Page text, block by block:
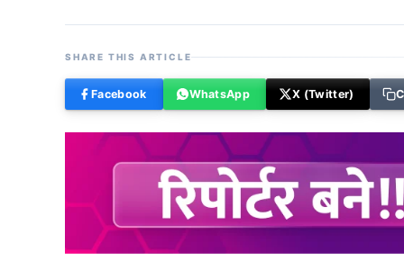
SHARE THIS ARTICLE
Facebook WhatsApp X (Twitter)